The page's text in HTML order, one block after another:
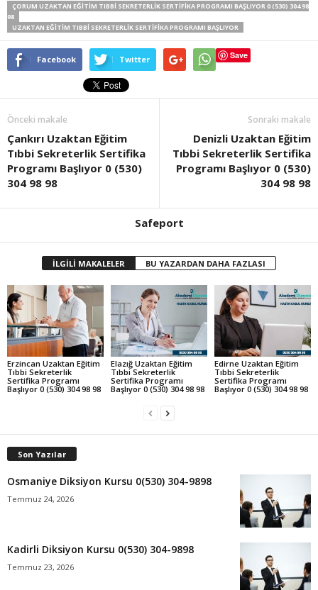
ÇORUM UZAKTAN EĞITIM TIBBI SEKRETERLIK SERTIFIKA PROGRAMI BAŞLIYOR 0 (530) 304 98
98
UZAKTAN EĞITIM TIBBI SEKRETERLIK SERTIFIKA PROGRAMI BAŞLIYOR
Facebook Twitter Save
Önceki makale
Çankırı Uzaktan Eğitim
Tıbbi Sekreterlik Sertifika
Programı Başlıyor 0 (530)
304 98 98
Sonraki makale
Denizli Uzaktan Eğitim
Tıbbi Sekreterlik Sertifika
Programı Başlıyor 0 (530)
304 98 98
Safeport
İLGİLİ MAKALELER BU YAZARDAN DAHA FAZLASI
Erzincan Uzaktan Eğitim
Tıbbi Sekreterlik
Sertifika Programı
Başlıyor 0 (530) 304 98 98
Elazığ Uzaktan Eğitim
Tıbbi Sekreterlik
Sertifika Programı
Başlıyor 0 (530) 304 98 98
Edirne Uzaktan Eğitim
Tıbbi Sekreterlik
Sertifika Programı
Başlıyor 0 (530) 304 98 98
Son Yazılar
Osmaniye Diksiyon Kursu 0(530) 304-9898
Temmuz 24, 2026
Kadirli Diksiyon Kursu 0(530) 304-9898
Temmuz 23, 2026